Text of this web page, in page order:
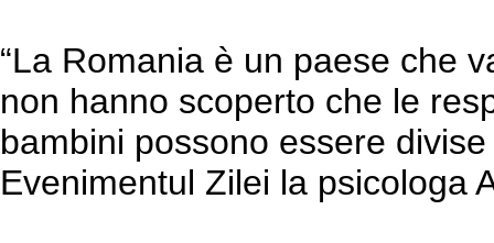
“La Romania è un paese che
non hanno scoperto che le
bambini possono essere
Evenimentul Zilei la psicologa